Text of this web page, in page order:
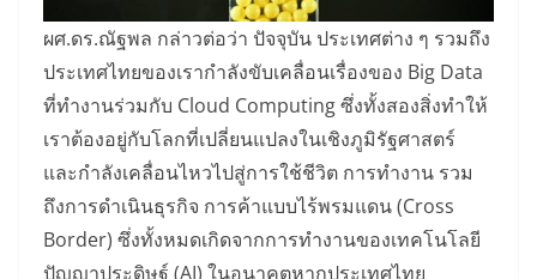
​ผศ.ดร.ณัฐพล กล่าวต่อว่า ปัจจุบัน ประเทศต่าง ๆ รวมถึง
ประเทศไทยของเรากำลังขับเคลื่อนเรื่องของ Big Data
ที่ทำงานร่วมกับ Cloud Computing ซึ่งทั้งสองสิ่งทำให้
เราต้องอยู่กับโลกที่เปลี่ยนแปลงในเชิงภูมิรัฐศาสตร์
และกำลังเคลื่อนไหวไปสู่การใช้ชีวิต การทำงาน รวม
ถึงการดำเนินธุรกิจ การค้าแบบไร้พรมแดน (Cross
Border) ซึ่งทั้งหมดเกิดจากการทำงานของเทคโนโลยี
ปัญญาประดิษฐ์ (AI) ในอนาคตหากประเทศไทย